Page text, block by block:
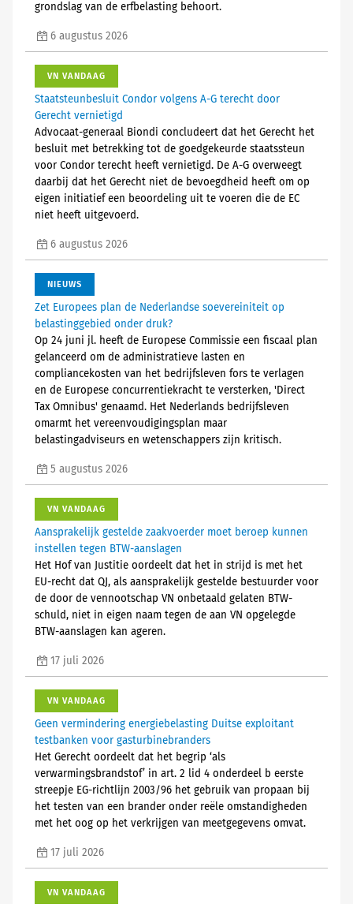
grondslag van de erfbelasting behoort.
6 augustus 2026
VN VANDAAG
Staatsteunbesluit Condor volgens A-G terecht door
Gerecht vernietigd
Advocaat-generaal Biondi concludeert dat het Gerecht het
besluit met betrekking tot de goedgekeurde staatssteun
voor Condor terecht heeft vernietigd. De A-G overweegt
daarbij dat het Gerecht niet de bevoegdheid heeft om op
eigen initiatief een beoordeling uit te voeren die de EC
niet heeft uitgevoerd.
6 augustus 2026
NIEUWS
Zet Europees plan de Nederlandse soevereiniteit op
belastinggebied onder druk?
Op 24 juni jl. heeft de Europese Commissie een fiscaal plan
gelanceerd om de administratieve lasten en
compliancekosten van het bedrijfsleven fors te verlagen
en de Europese concurrentiekracht te versterken, 'Direct
Tax Omnibus' genaamd. Het Nederlands bedrijfsleven
omarmt het vereenvoudigingsplan maar
belastingadviseurs en wetenschappers zijn kritisch.
5 augustus 2026
VN VANDAAG
Aansprakelijk gestelde zaakvoerder moet beroep kunnen
instellen tegen BTW-aanslagen
Het Hof van Justitie oordeelt dat het in strijd is met het
EU-recht dat QJ, als aansprakelijk gestelde bestuurder voor
de door de vennootschap VN onbetaald gelaten BTW-
schuld, niet in eigen naam tegen de aan VN opgelegde
BTW-aanslagen kan ageren.
17 juli 2026
VN VANDAAG
Geen vermindering energiebelasting Duitse exploitant
testbanken voor gasturbinebranders
Het Gerecht oordeelt dat het begrip ‘als
verwarmingsbrandstof’ in art. 2 lid 4 onderdeel b eerste
streepje EG-richtlijn 2003/96 het gebruik van propaan bij
het testen van een brander onder reële omstandigheden
met het oog op het verkrijgen van meetgegevens omvat.
17 juli 2026
VN VANDAAG